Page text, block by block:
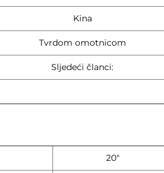
Kina
Tvrdom omotnicom
Sljedeći članci:
20"